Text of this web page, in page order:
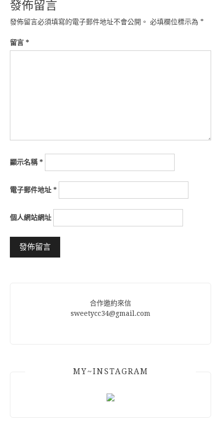
發佈留言
發佈留言必須填寫的電子郵件地址不會公開。 必填欄位標示為 *
留言 *
顯示名稱*
電子郵件地址 *
個人網站網址
合作邀約來信
sweetycc34@gmail.com
MY~INSTAGRAM